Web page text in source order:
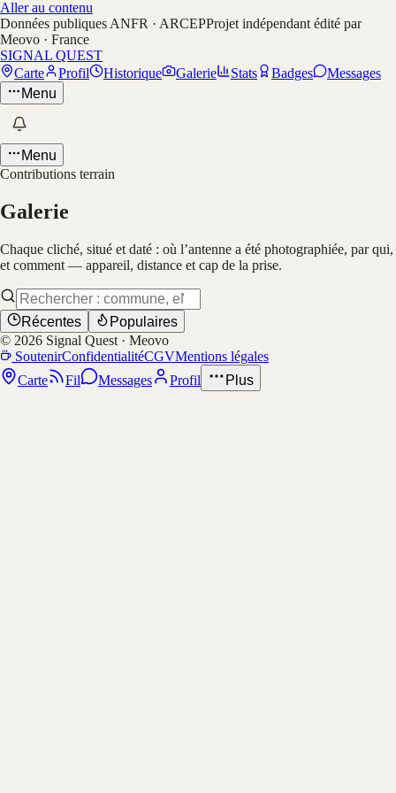
Aller au contenu
Données publiques ANFR · ARCEPProjet indépendant édité par
Meovo · France
SIGNAL QUEST
Carte
Profil Historique Galerie Stats Badges
Messages
Menu
Menu
Contributions terrain
Galerie
Chaque cliché, situé et daté : où l’antenne a été photographiée, par qui,
et comment — appareil, distance et cap de la prise.
Récentes
Populaires
© 2026 Signal Quest · Meovo
SoutenirConfidentialitéCGVMentions légales
Carte
Fil Messages Profil Plus